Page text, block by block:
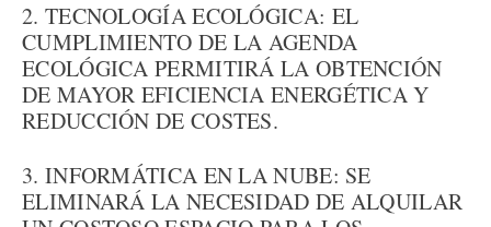
2. TECNOLOGÍA ECOLÓGICA: EL
CUMPLIMIENTO DE LA AGENDA
ECOLÓGICA PERMITIRÁ LA OBTENCIÓN
DE MAYOR EFICIENCIA ENERGÉTICA Y
REDUCCIÓN DE COSTES.
3. INFORMÁTICA EN LA NUBE: SE
ELIMINARÁ LA NECESIDAD DE ALQUILAR